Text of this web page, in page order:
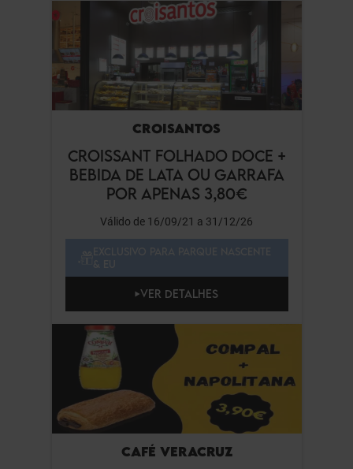
CROISANTOS
CROISSANT FOLHADO DOCE +
BEBIDA DE LATA OU GARRAFA
POR APENAS 3,80€
Válido de 16/09/21 a 31/12/26
VER DETALHES
CAFÉ VERACRUZ